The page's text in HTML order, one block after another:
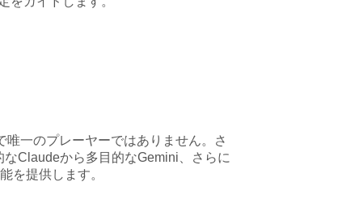
一のプレーヤーではありません。さ
Claudeから多目的なGemini、さらに
を提供します。